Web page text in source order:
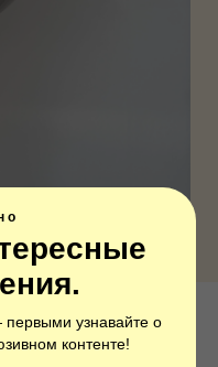
узнавайте о
контенте!